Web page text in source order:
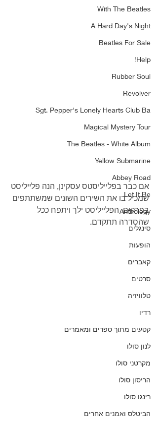
With The Beatles
A Hard Day's Night
Beatles For Sale
Help!
Rubber Soul
Revolver
Sgt. Pepper's Lonely Hearts Club Ba
Magical Mystery Tour
The Beatles - White Album
Yellow Submarine
Abbey Road
Let It Be
Anthology
סינגלים
הופעות
קאברים
סרטים
טלוויזיה
רדיו
קטעים מתוך ספרים ומאמרים
לנון סולו
מקרטני סולו
הריסון סולו
רינגו סולו
הביטלס ואמנים אחרים
אם כבר בפלייליסטס עסקינן, הנה פלייליסט
שמכיל בו את השירים השונים שמשתתפים
בפרקים. הפלייליסט ילך ויתפח ככל
שהסדרה תתקדם.